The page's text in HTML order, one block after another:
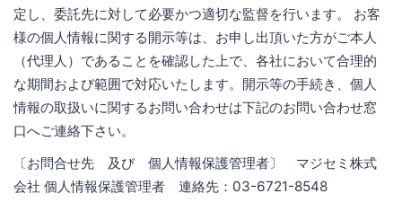
定し、委託先に対して必要かつ適切な監督を行います。 お客
様の個人情報に関する開示等は、お申し出頂いた方がご本人
（代理人）であることを確認した上で、各社において合理的
な期間および範囲で対応いたします。開示等の手続き、個人
情報の取扱いに関するお問い合わせは下記のお問い合わせ窓
口へご連絡下さい。
〔お問合せ先 及び 個人情報保護管理者〕 マジセミ株式
会社 個人情報保護管理者 連絡先：03-6721-8548